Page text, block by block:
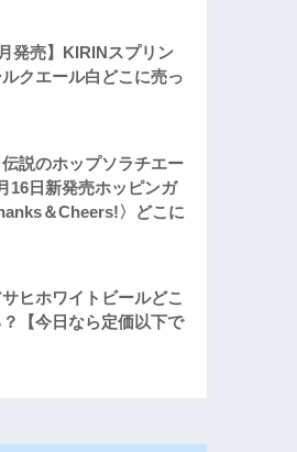
月発売】KIRINスプリン
クエール白どこに売っ
伝説のホップソラチエー
16日新発売ホッピンガ
＆Cheers!〉どこに
ヒホワイトビールどこ
【今日なら定価以下で